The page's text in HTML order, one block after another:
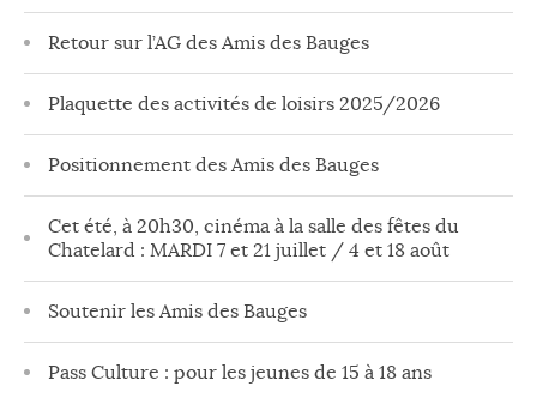
Retour sur l’AG des Amis des Bauges
Plaquette des activités de loisirs 2025/2026
Positionnement des Amis des Bauges
Cet été, à 20h30, cinéma à la salle des fêtes du
Chatelard : MARDI 7 et 21 juillet / 4 et 18 août
Soutenir les Amis des Bauges
Pass Culture : pour les jeunes de 15 à 18 ans